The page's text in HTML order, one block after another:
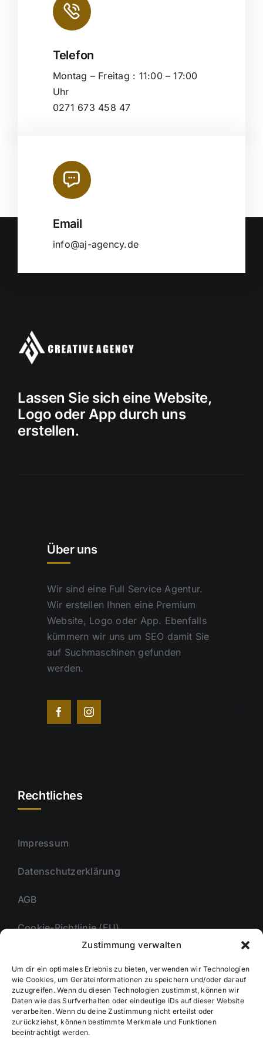
Zustimmung verwalten
Um dir ein optimales Erlebnis zu bieten, verwenden wir Technologien
wie Cookies, um Geräteinformationen zu speichern und/oder darauf
zuzugreifen. Wenn du diesen Technologien zustimmst, können wir
Daten wie das Surfverhalten oder eindeutige IDs auf dieser Website
verarbeiten. Wenn du deine Zustimmung nicht erteilst oder
zurückziehst, können bestimmte Merkmale und Funktionen
beeinträchtigt werden.
Telefon
Montag – Freitag : 11:00 – 17:00
Uhr
0271 673 458 47
Email
info@aj-agency.de
Lassen Sie sich eine Website,
Logo oder App durch uns
erstellen.
Über uns
Wir sind eine Full Service Agentur.
Wir erstellen Ihnen eine Premium
Website, Logo oder App. Ebenfalls
kümmern wir uns um SEO damit Sie
auf Suchmaschinen gefunden
werden.
Rechtliches
Impressum
Datenschutzerklärung
AGB
Cookie-Richtlinie (EU)
Unternehmmen
Kontakt